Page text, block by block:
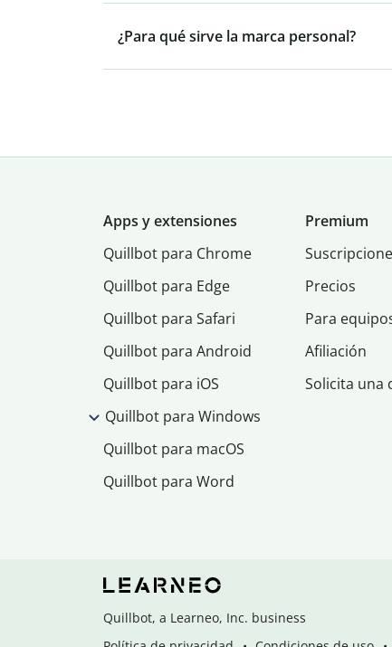
¿Para qué sirve la marca personal?
Apps y extensiones
Quillbot para Chrome
Quillbot para Edge
Quillbot para Safari
Quillbot para Android
Quillbot para iOS
Quillbot para Windows
Quillbot para macOS
Quillbot para Word
Premium
Precios
Para
Afiliación
Solicita una
Quillbot, a Learneo, Inc. business